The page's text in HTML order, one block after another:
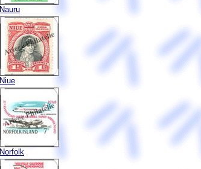
Nauru
Niue
Norfolk